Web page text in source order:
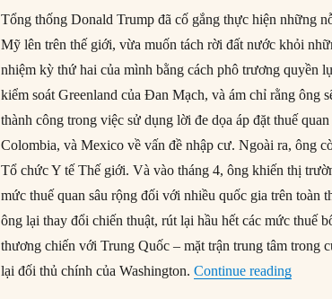
Tổng thống Donald Trump đã cố gắng thực hiện những
Mỹ lên trên thế giới, vừa muốn tách rời đất nước khỏi
nhiệm kỳ thứ hai của mình bằng cách phô trương quyền
kiểm soát Greenland của Đan Mạch, và ám chỉ rằng ông
thành công trong việc sử dụng lời đe dọa áp đặt thuế
Colombia, và Mexico về vấn đề nhập cư. Ngoài ra, ông
Tổ chức Y tế Thế giới. Và vào tháng 4, ông khiến thị
mức thuế quan sâu rộng đối với nhiều quốc gia trên toàn
ông lại thay đổi chiến thuật, rút lại hầu hết các mức thuế
thương chiến với Trung Quốc – mặt trận trung tâm trong
lại đối thủ chính của Washington.Continue reading“Hồi